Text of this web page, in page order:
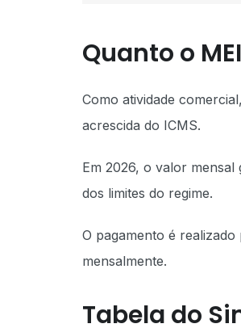
Quanto o
Como atividade
acrescida do ICMS.
Em 2026, o valor mensal
dos limites do regime.
O pagamento é
mensalmente.
Tabela do